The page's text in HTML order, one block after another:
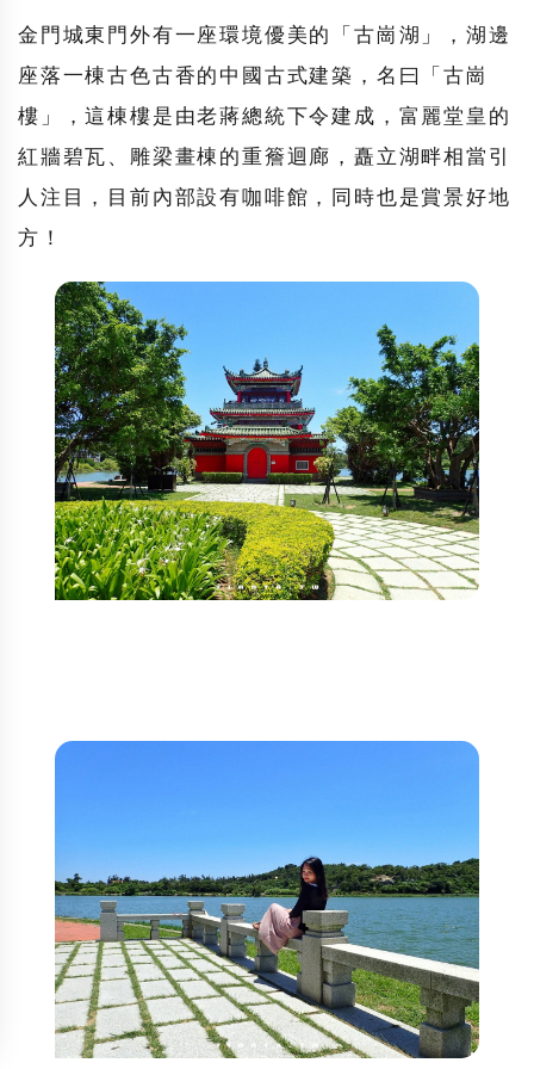
金門城東門外有一座環境優美的「 古崗湖 」，湖邊
座落一棟古色古香的中國古式建築，名曰「古崗
樓 」，這棟樓是由老蔣總統下令建成，富麗堂皇的
紅牆碧瓦、雕梁畫棟的重簷迴廊，矗立湖畔相當引
人注目，目前內部設有咖啡館，同時也是賞景好地
方！